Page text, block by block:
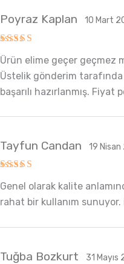
5oy aldı
Poyraz Kaplan 10 Mart
Ürün elime geçer geçmez
Üstelik gönderim tarafında
başarılı hazırlanmış.
5oy aldı
Tayfun Candan 19
Genel olarak kalite
rahat bir kullanım sunuyor.
Tuğba Bozkurt 31 Mayıs